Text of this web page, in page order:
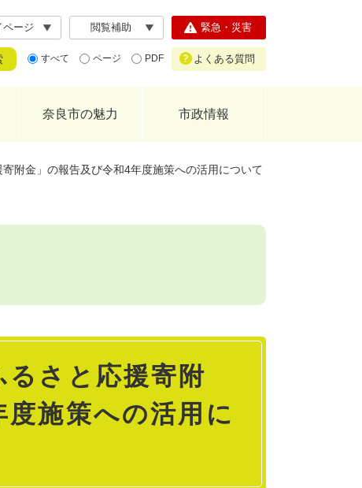
ページ 閲覧補助
すべて ページ PDF
緊急・災害
よくある質問
奈良市の魅力 市政情報
附金」の報告及び令和4年度施策への活用について
さと応援寄附
施策への活用に